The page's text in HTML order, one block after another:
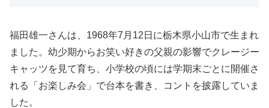
福田雄一さんは、1968年7月12日に栃木県小山市で生まれ
ました。幼少期からお笑い好きの父親の影響でクレージー
キャッツを見て育ち、小学校の頃には学期末ごとに開催さ
れる「お楽しみ会」で台本を書き、コントを披露していま
した。